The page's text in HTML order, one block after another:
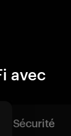
avec
Sécurité